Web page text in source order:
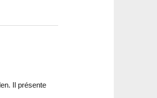
Il présente